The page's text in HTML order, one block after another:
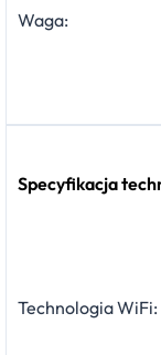
Waga:
Specyfikacja
Technologia WiFi: